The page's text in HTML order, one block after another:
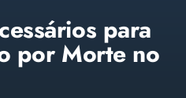
para
por Morte no